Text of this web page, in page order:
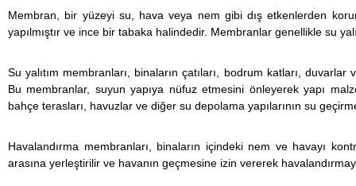
Membran, bir yüzeyi su, hava veya nem gibi dış etkenlerden
yapılmıştır ve ince bir tabaka halindedir. Membranlar genellikle su
Su yalıtım membranları, binaların çatıları, bodrum katları,
Bu membranlar, suyun yapıya nüfuz etmesini önleyerek yapı
bahçe terasları, havuzlar ve diğer su depolama yapılarının su
Havalandırma membranları, binaların içindeki nem ve havayı
arasına yerleştirilir ve havanın geçmesine izin vererek